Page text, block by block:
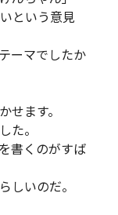
という意見
ーマでしたか
せます。
た。
書くのがすば
しいのだ。